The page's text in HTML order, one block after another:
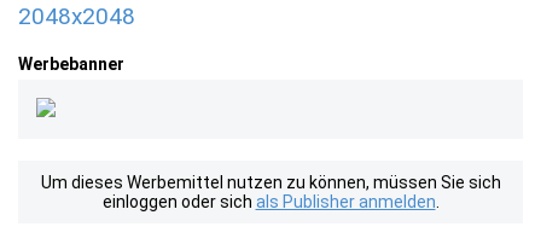
2048x2048
Werbebanner
Um dieses Werbemittel nutzen zu können, müssen Sie sich
einloggen oder sich als Publisher anmelden